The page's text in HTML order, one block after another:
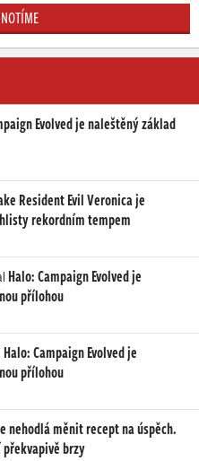
Evolved je naleštěný základ
Resident Evil Veronica je
rekordním tempem
Halo: Campaign Evolved je
přílohou
Halo: Campaign Evolved je
přílohou
nehodlá měnit recept na úspěch.
brzy